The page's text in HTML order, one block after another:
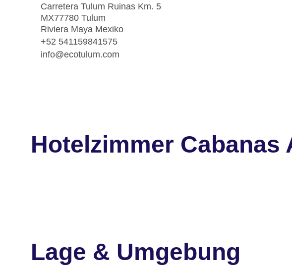
Carretera Tulum Ruinas Km. 5
MX77780 Tulum
Riviera Maya Mexiko
+52 541159841575
info@ecotulum.com
Hotelzimmer Cabanas
Lage & Umgebung